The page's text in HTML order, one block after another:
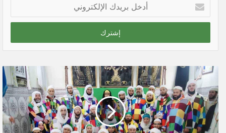
خ
ب
د
ك
ا
ل
ل